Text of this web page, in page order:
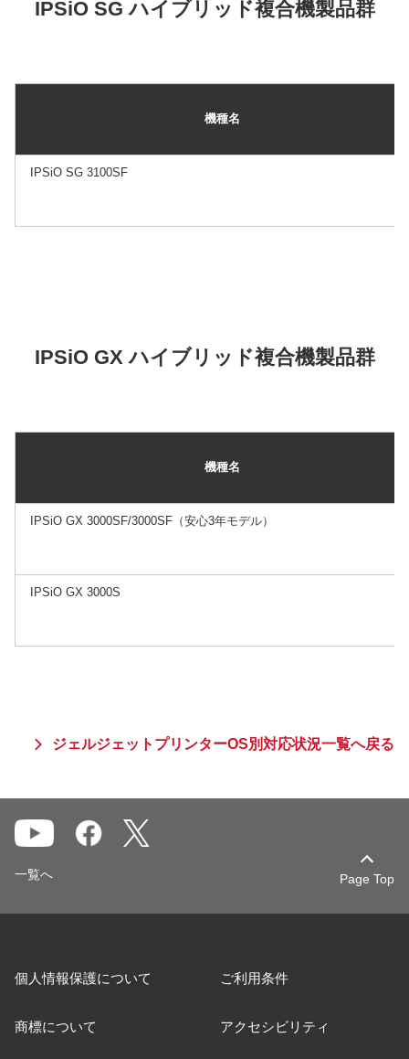
IPSiO SG ハイブリッド複合機製品群
機種名
IPSiO SG 3100SF
IPSiO GX ハイブリッド複合機製品群
機種名
IPSiO GX 3000SF/3000SF（安心3年モデル）
IPSiO GX 3000S
ジェルジェットプリンターOS別対応状況一覧へ戻る
Page Top
一覧へ
個人情報保護について ご利用条件
商標について アクセシビリティ